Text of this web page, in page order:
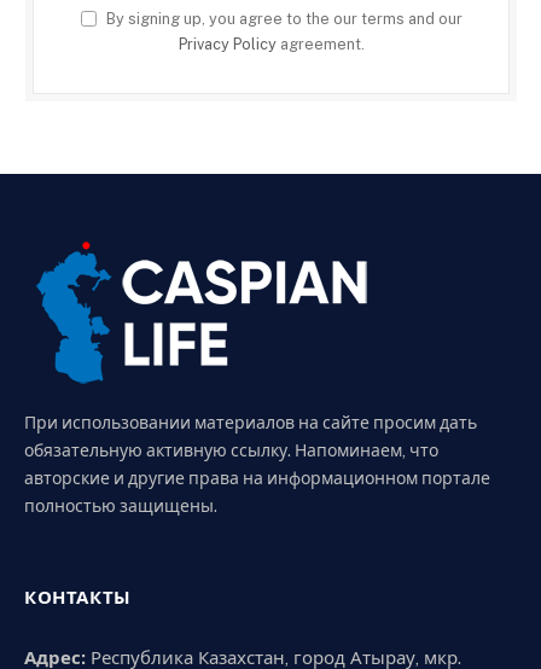
By signing up, you agree to the our terms and our
Privacy Policyagreement.
При использовании материалов на сайте просим дать
обязательную активную ссылку. Напоминаем, что
авторские и другие права на информационном портале
полностью защищены.
КОНТАКТЫ
Адрес: Республика Казахстан, город Атырау, мкр.